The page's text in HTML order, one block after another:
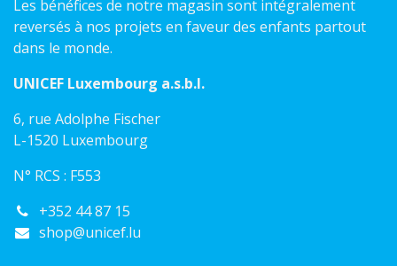
Les bénéfices de notre magasin sont intégralement
reversés à nos projets en faveur des enfants partout
dans le monde.
UNICEF Luxembourg a.s.b.l.
6, rue Adolphe Fischer
L-1520 Luxembourg
N° RCS : F553
+352 44 87 15
shop@unicef.lu